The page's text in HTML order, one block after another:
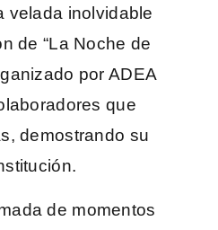
velada inolvidable
de “La Noche de
por ADEA
que
demostrando su
de momentos